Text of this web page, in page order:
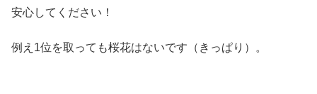
安心してください！
例え1位を取っても桜花はないです（きっぱり）。